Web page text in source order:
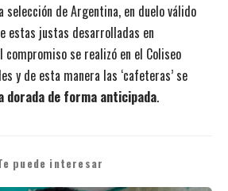
de Argentina, en duelo válido
estas justas desarrolladas en
compromiso se realizó en el Coliseo
y de esta manera las ‘cafeteras’ se
dorada de forma anticipada.
puede interesar